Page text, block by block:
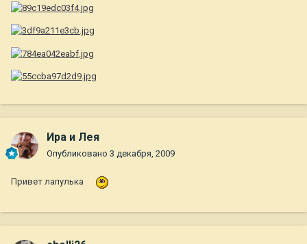
Ира и Лея
Опубликовано 3 декабря, 2009
Привет лапулька